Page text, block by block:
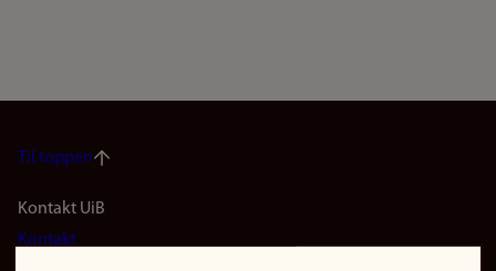
Til toppen
Footer
Kontakt UiB
Kontakt